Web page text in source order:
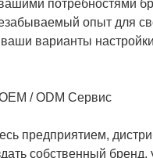
вашими потребностями
опыт для
ваши варианты
/ ODM Сервис
предприятием,
собственный